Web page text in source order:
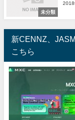
未分類
2018
新CENNZ、
こちら